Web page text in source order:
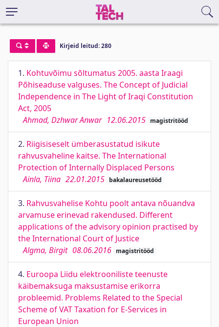
Kirjeid leitud: 280
1. Kohtuvõimu sõltumatus 2005. aasta Iraagi
Põhiseaduse valguses. The Concept of Judicial
Independence in The Light of Iraqi Constitution
Act, 2005
Ahmad, Dzhwar Anwar 12.06.2015 magistritööd
2. Riigisiseselt ümberasustatud isikute
rahvusvaheline kaitse. The International
Protection of Internally Displaced Persons
Ainla, Tiina 22.01.2015 bakalaureusetööd
3. Rahvusvahelise Kohtu poolt antava nõuandva
arvamuse erinevad rakendused. Different
applications of the advisory opinion practised by
the International Court of Justice
Algma, Birgit 08.06.2016 magistritööd
4. Euroopa Liidu elektrooniliste teenuste
käibemaksuga maksustamise erikorra
probleemid. Problems Related to the Special
Scheme of VAT Taxation for E-Services in
European Union